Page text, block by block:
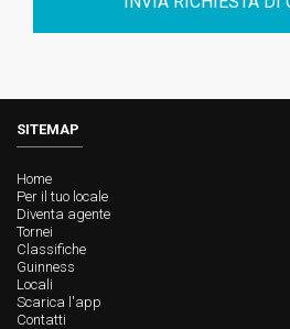
SITEMAP
Home
Per il tuo locale
Diventa agente
Tornei
Classifiche
Guinness
Locali
Scarica l'app
Contatti